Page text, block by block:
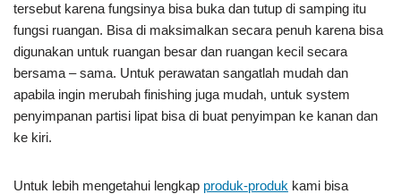
tersebut karena fungsinya bisa buka dan tutup di samping itu
fungsi ruangan. Bisa di maksimalkan secara penuh karena bisa
digunakan untuk ruangan besar dan ruangan kecil secara
bersama – sama. Untuk perawatan sangatlah mudah dan
apabila ingin merubah finishing juga mudah, untuk system
penyimpanan partisi lipat bisa di buat penyimpan ke kanan dan
ke kiri.
Untuk lebih mengetahui lengkap produk-produk kami bisa